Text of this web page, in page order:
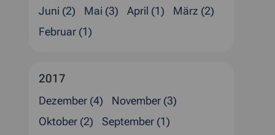
Juni (2)
Mai (3) April (1)
März (2)
Februar (1)
2017
Dezember (4)
November (3)
Oktober (2)
September (1)